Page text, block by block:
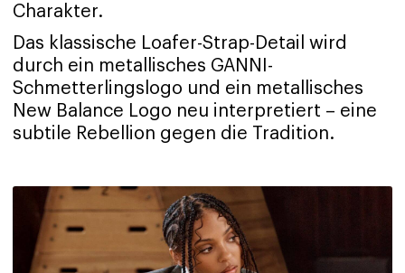
Charakter.
Das klassische Loafer-Strap-Detail wird
durch ein metallisches GANNI-
Schmetterlingslogo und ein metallisches
New Balance Logo neu interpretiert – eine
subtile Rebellion gegen die Tradition.